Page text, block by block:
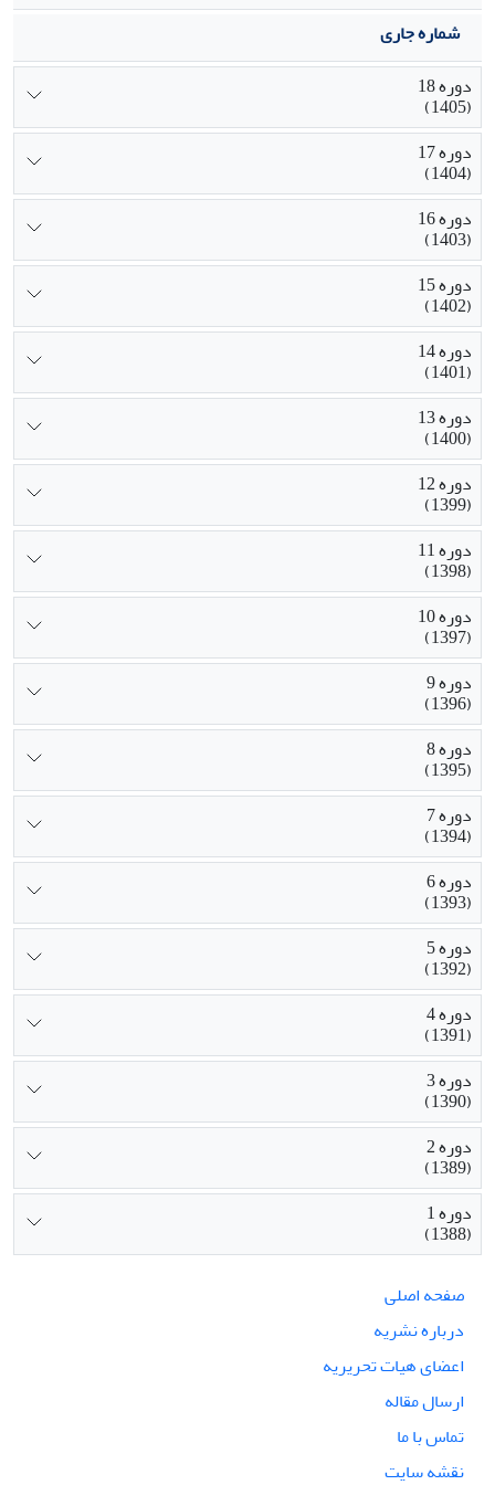
شماره جاری
دوره 18
(1405)
دوره 17
(1404)
دوره 16
(1403)
دوره 15
(1402)
دوره 14
(1401)
دوره 13
(1400)
دوره 12
(1399)
دوره 11
(1398)
دوره 10
(1397)
دوره 9
(1396)
دوره 8
(1395)
دوره 7
(1394)
دوره 6
(1393)
دوره 5
(1392)
دوره 4
(1391)
دوره 3
(1390)
دوره 2
(1389)
دوره 1
(1388)
صفحه اصلی
درباره نشریه
اعضای هیات تحریریه
ارسال مقاله
تماس با ما
نقشه سایت